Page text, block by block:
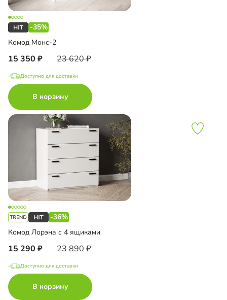
-35%
Комод Монс-2
15 350 23 620
Доступно для доставки
В корзину
-36%
Комод Лорэна с 4 ящиками
15 290 23 890
Доступно для доставки
В корзину